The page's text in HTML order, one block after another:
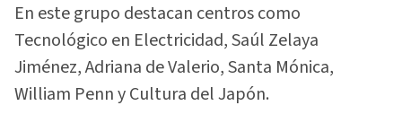
En este grupo destacan centros como
Tecnológico en Electricidad, Saúl Zelaya
Jiménez, Adriana de Valerio, Santa Mónica,
William Penn y Cultura del Japón.